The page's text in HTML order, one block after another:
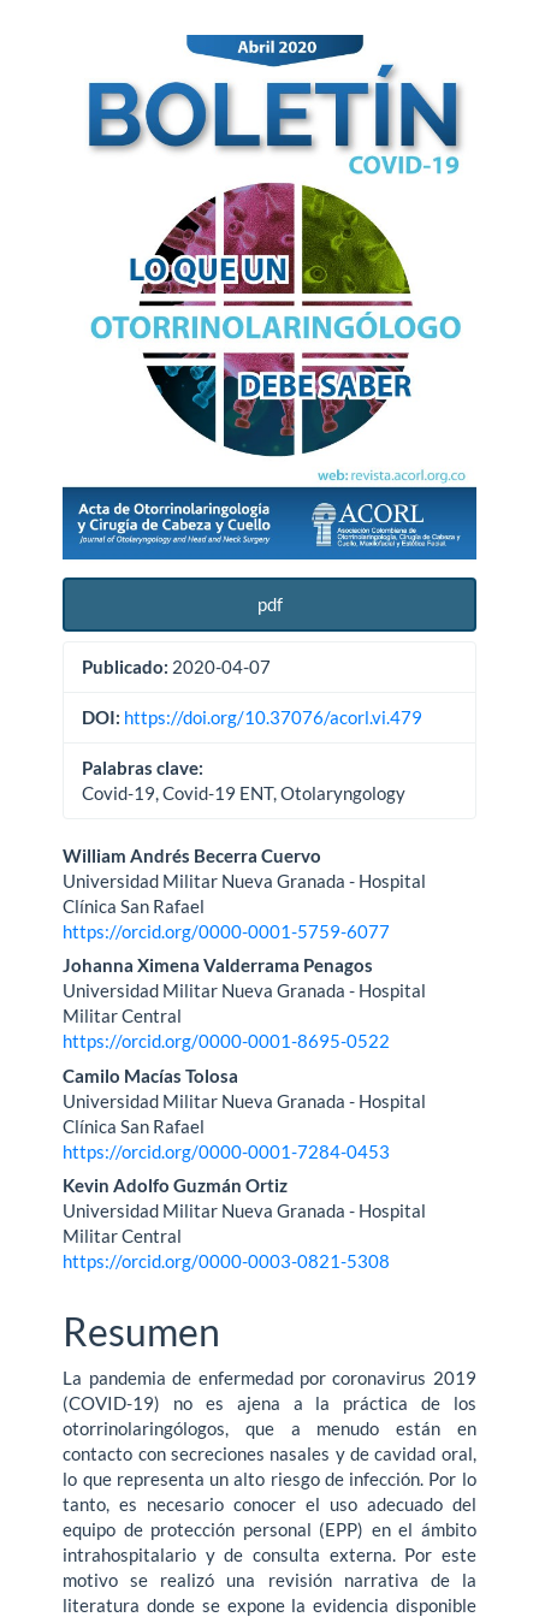
lateral
del
pdf
Publicado: 2020-04-07
DOI: https://doi.org/10.37076/acorl.vi.479
Palabras clave:
Covid-19, Covid-19 ENT, Otolaryngology
Contenido
principal
del
artículo
William Andrés Becerra Cuervo
Universidad Militar Nueva Granada - Hospital
Clínica San Rafael
https://orcid.org/0000-0001-5759-6077
Johanna Ximena Valderrama Penagos
Universidad Militar Nueva Granada - Hospital
Militar Central
https://orcid.org/0000-0001-8695-0522
Camilo Macías Tolosa
Universidad Militar Nueva Granada - Hospital
Clínica San Rafael
https://orcid.org/0000-0001-7284-0453
Kevin Adolfo Guzmán Ortiz
Universidad Militar Nueva Granada - Hospital
Militar Central
https://orcid.org/0000-0003-0821-5308
Resumen
La pandemia de enfermedad por coronavirus 2019
(COVID-19) no es ajena a la práctica de los
otorrinolaringólogos, que a menudo están en
contacto con secreciones nasales y de cavidad oral,
lo que representa un alto riesgo de infección. Por lo
tanto, es necesario conocer el uso adecuado del
equipo de protección personal (EPP) en el ámbito
intrahospitalario y de consulta externa. Por este
motivo se realizó una revisión narrativa de la
literatura donde se expone la evidencia disponible